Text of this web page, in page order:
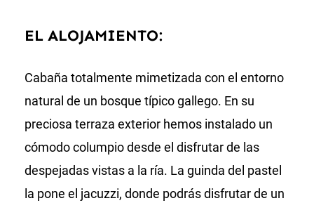
EL ALOJAMIENTO:
Cabaña totalmente mimetizada con el entorno
natural de un bosque típico gallego. En su
preciosa terraza exterior hemos instalado un
cómodo columpio desde el disfrutar de las
despejadas vistas a la ría. La guinda del pastel
la pone el jacuzzi, donde podrás disfrutar de un